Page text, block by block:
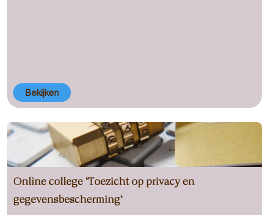
Bekijken
Online college ‘Toezicht op privacy en
gegevensbescherming’